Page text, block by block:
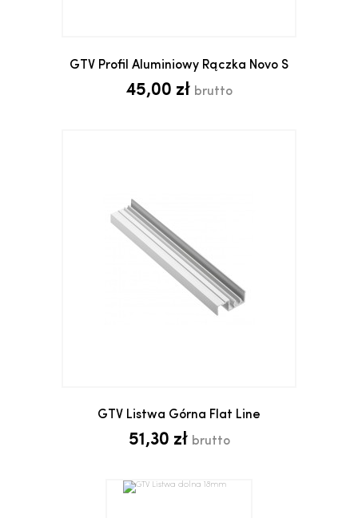
GTV Profil Aluminiowy Rączka Novo S
45,00 zł brutto
GTV Listwa Górna Flat Line
51,30 zł brutto